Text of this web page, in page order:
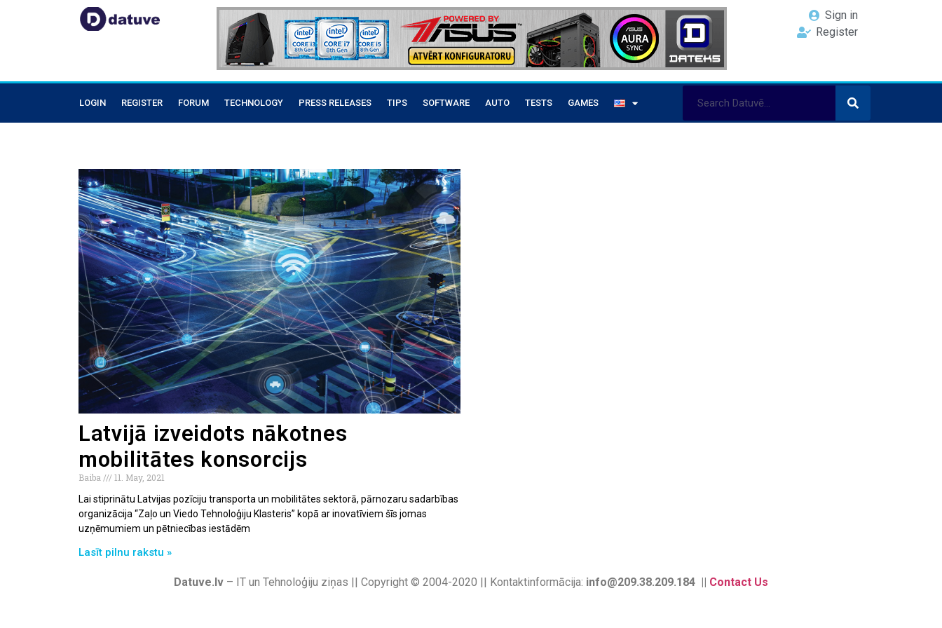
Sign in
Register
LOGIN REGISTER FORUM TECHNOLOGY PRESS RELEASES TIPS SOFTWARE AUTO TESTS GAMES
Latvijā izveidots nākotnes
mobilitātes konsorcijs
Baiba
11. May, 2021
Lai stiprinātu Latvijas pozīciju transporta un mobilitātes sektorā, pārnozaru sadarbības
organizācija “Zaļo un Viedo Tehnoloģiju Klasteris” kopā ar inovatīviem šīs jomas
uzņēmumiem un pētniecības iestādēm
Lasīt pilnu rakstu »
Datuve.lv – IT un Tehnoloģiju ziņas || Copyright © 2004-2020 || Kontaktinformācija: info@209.38.209.184 || Contact Us